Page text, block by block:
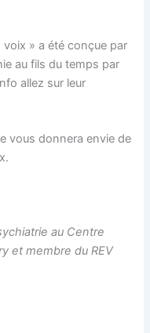
voix » a été conçue par
au fils du temps par
allez sur leur
vous donnera envie de
au Centre
et membre du REV